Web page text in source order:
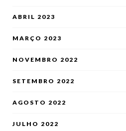
ABRIL 2023
MARÇO 2023
NOVEMBRO 2022
SETEMBRO 2022
AGOSTO 2022
JULHO 2022